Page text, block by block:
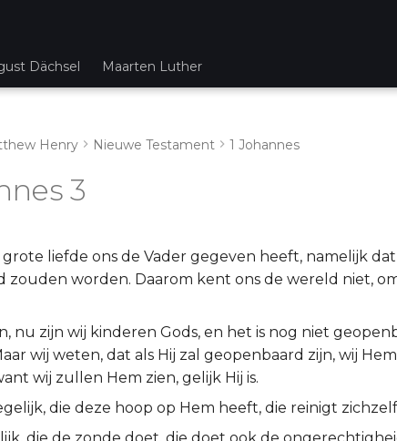
Dächsel Maarten Luther
Henry Nieuwe Testament 1 Johannes
3
grote liefde ons de Vader gegeven heeft, namelijk
zouden worden. Daarom kent ons de wereld niet,
nu zijn wij kinderen Gods, en het is nog niet
wij weten, dat als Hij zal geopenbaard zijn, wij
wij zullen Hem zien, gelijk Hij is.
die deze hoop op Hem heeft, die reinigt